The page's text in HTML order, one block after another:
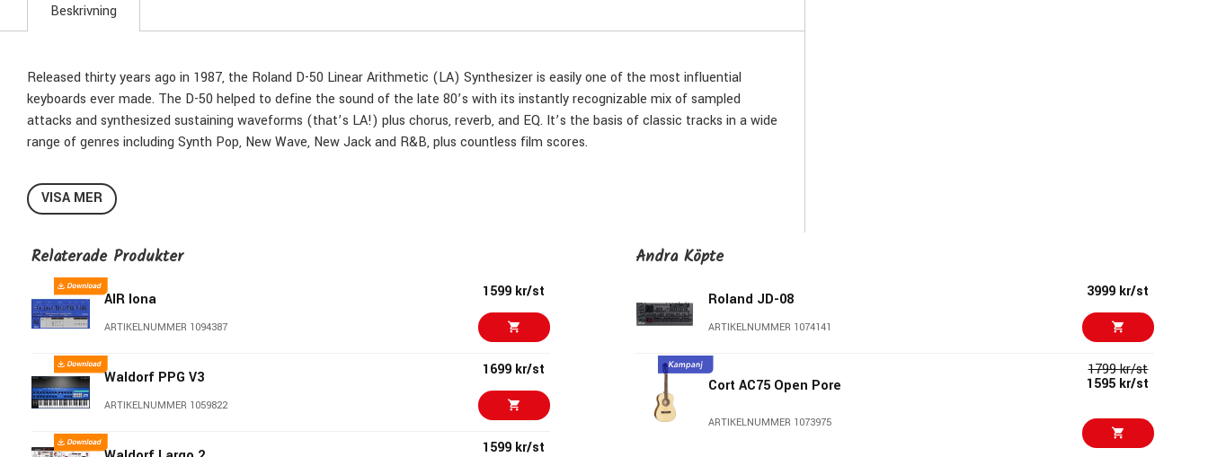
Beskrivning
Released thirty years ago in 1987, the Roland D-50 Linear Arithmetic (LA) Synthesizer is easily one of the most influential
keyboards ever made. The D-50 helped to define the sound of the late 80’s with its instantly recognizable mix of sampled
attacks and synthesized sustaining waveforms (that’s LA!) plus chorus, reverb, and EQ. It’s the basis of classic tracks in a wide
range of genres including Synth Pop, New Wave, New Jack and R&B, plus countless film scores.
Perfect recreation of D-50 from the company that made the original
Digital Circuit Behavior (DCB) faithfully captures every detail
hardware programmer!)
All the original presets plus fresh new sounds
64-bit VST2, VST3 and AU support
Import SYSEX (*.syx) files and enjoy your favorite, previously created D-50 Linear Synthesizer patches
Seamlessly send or receive patches and banks from your
Roland D-05 Linear Synthesizer
Simple installation and updates via Roland Cloud Manager
Vintage Digital
When most people think of vintage synthesizers, they think of analog beasts with lots of knobs and sliders. The 80’s ushered in
VISA MER
Relaterade Produkter
AIR Iona
ARTIKELNUMMER 1094387
1599 kr/st
Waldorf PPG V3
ARTIKELNUMMER 1059822
1699 kr/st
1599 kr/st
Andra Köpte
Roland JD-08
ARTIKELNUMMER 1074141
3999 kr/st
Cort AC75 Open Pore
ARTIKELNUMMER 1073975
1799 kr/st
1595 kr/st